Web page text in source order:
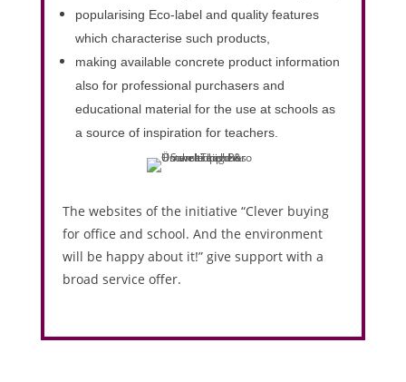
popularising Eco-label and quality features
which characterise such products,
making available concrete product information
also for professional purchasers and
educational material for the use at schools as
a source of inspiration for teachers.
The websites of the initiative “Clever buying
for office and school. And the environment
will be happy about it!” give support with a
broad service offer.